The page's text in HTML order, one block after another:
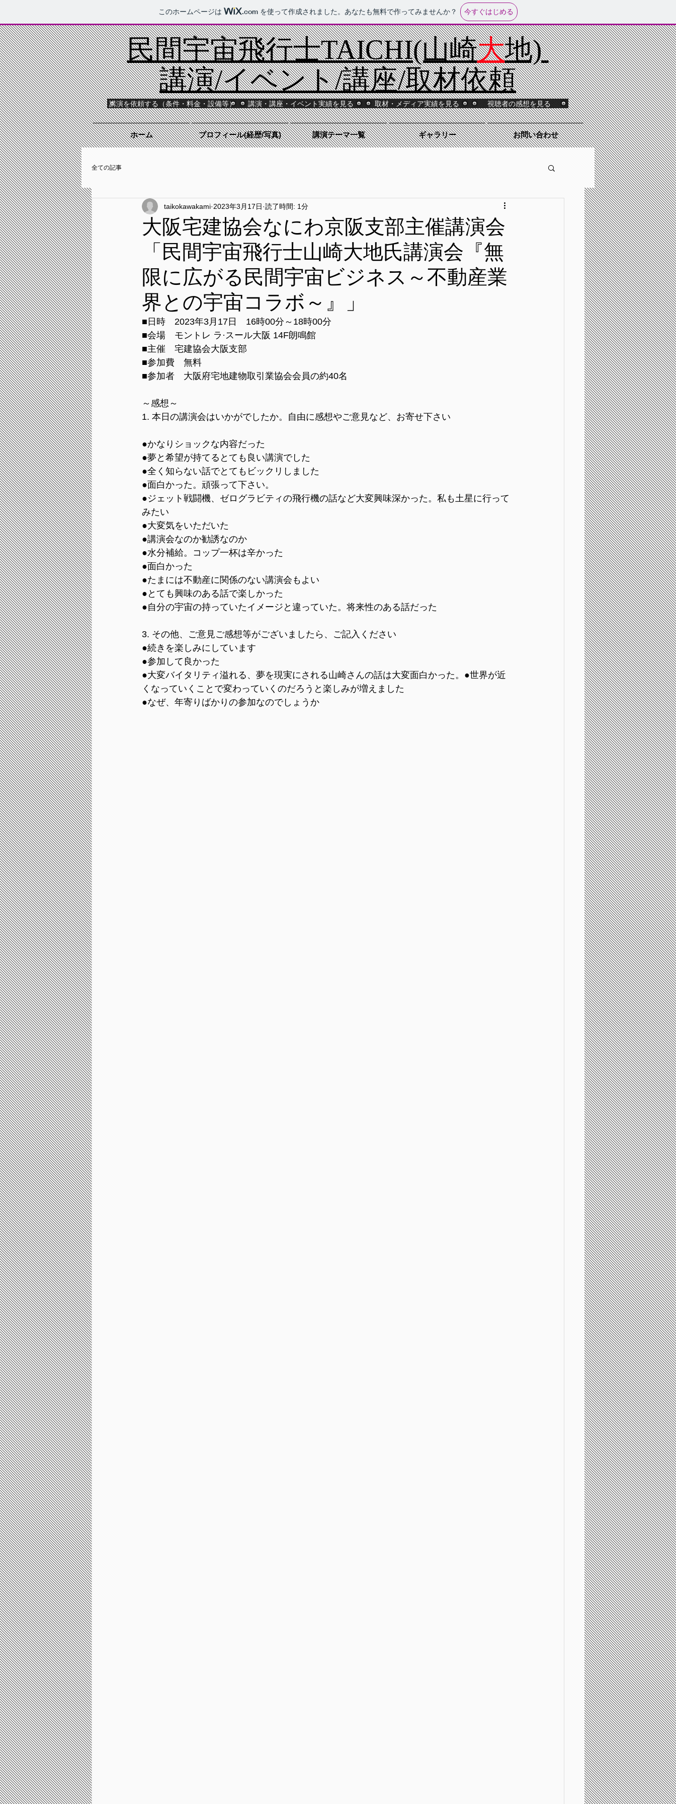
このホームページは .com を使って作成されました。あなたも無料で作ってみませんか？ 今すぐはじめる
民間宇宙飛行士TAICHI(山崎大地)
講演/イベント/講座/取材依頼
講演を依頼する（条件・料金・設備等） 講演・講座・イベント実績を見る 取材・メディア実績を見る 視聴者の感想を見る
ホーム プロフィール(経歴/写真) 講演テーマ一覧 ギャラリー お問い合わせ
全ての記事
大阪宅建協会なにわ京阪支部主催講演会
「民間宇宙飛行士山崎大地氏講演会『無
限に広がる民間宇宙ビジネス～不動産業
界との宇宙コラボ～』」
taikokawakami 2023年3月17日 読了時間: 1分
■日時　2023年3月17日　16時00分～18時00分
■会場　モントレ ラ·スール大阪 14F朗鳴館
■主催　宅建協会大阪支部
■参加費　無料
■参加者　大阪府宅地建物取引業協会会員の約40名
～感想～
1. 本日の講演会はいかがでしたか。自由に感想やご意見など、お寄せ下さい
﻿●かなりショックな内容だった
﻿●夢と希望が持てるとても良い講演でした
﻿●全く知らない話でとてもビックリしました
﻿●面白かった。頑張って下さい。
﻿●ジェット戦闘機、ゼログラビティの飛行機の話など大変興味深かった。私も土星に行って
みたい
﻿●大変気をいただいた
﻿●講演会なのか勧誘なのか
﻿●水分補給。コップ一杯は辛かった
﻿●面白かった
﻿●たまには不動産に関係のない講演会もよい
﻿●とても興味のある話で楽しかった
●自分の宇宙の持っていたイメージと違っていた。将来性のある話だった
3. その他、ご意見ご感想等がございましたら、ご記入ください
﻿●続きを楽しみにしています
﻿●参加して良かった
﻿●大変バイタリティ溢れる、夢を現実にされる山崎さんの話は大変面白かった。●世界が近
くなっていくことで変わっていくのだろうと楽しみが増えました
﻿●なぜ、年寄りばかりの参加なのでしょうか